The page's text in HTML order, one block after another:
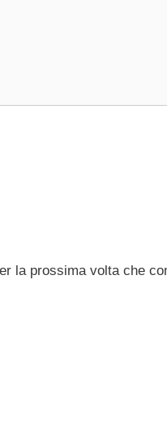
la prossima volta che